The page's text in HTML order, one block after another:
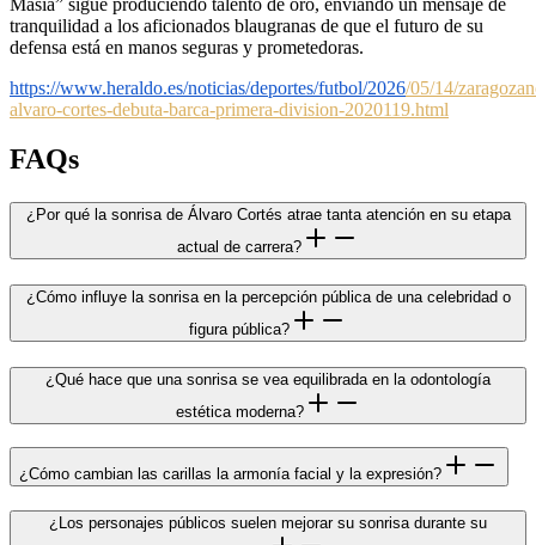
tranquilidad a los aficionados blaugranas de que el futuro de su
defensa está en manos seguras y prometedoras.
https://www.heraldo.es/noticias/deportes/futbol/2026/05/14/
alvaro-cortes-debuta-barca-primera-division-2020119.html
FAQs
¿Por qué la sonrisa de Álvaro Cortés atrae tanta atención en su etapa
actual de carrera?
¿Cómo influye la sonrisa en la percepción pública de una celebridad o
figura pública?
¿Qué hace que una sonrisa se vea equilibrada en la odontología
estética moderna?
¿Cómo cambian las carillas la armonía facial y la expresión?
¿Los personajes públicos suelen mejorar su sonrisa durante su